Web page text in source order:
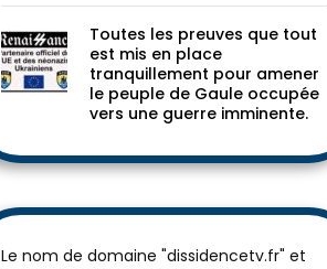
Toutes les preuves que tout
est mis en place
tranquillement pour amener
le peuple de Gaule occupée
vers une guerre imminente.
Le nom de domaine "dissidencetv.fr" et